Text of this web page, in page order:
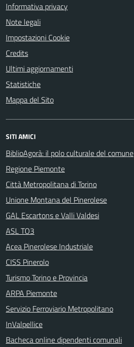
Informativa privacy
Note legali
Impostazioni Cookie
Credits
Ultimi aggiornamenti
Statistiche
Mappa del Sito
SITI AMICI
BiblioAgorà: il polo culturale del comune
Regione Piemonte
Città Metropolitana di Torino
Unione Montana del Pinerolese
GAL Escartons e Valli Valdesi
ASL TO3
Acea Pinerolese Industriale
CISS Pinerolo
Turismo Torino e Provincia
ARPA Piemonte
Servizio Ferroviario Metropolitano
InValpellice
Bacheca online dipendenti comunali